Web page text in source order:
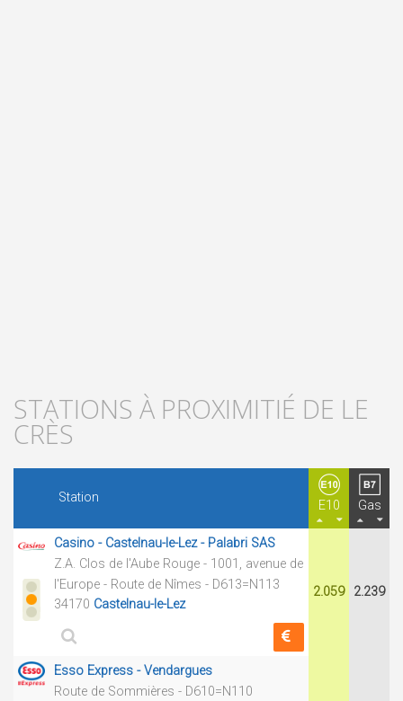
STATIONS À PROXIMITIÉ DE LE
CRÈS
Station
E10 Gas
Casino - Castelnau-le-Lez - Palabri SAS
Z.A. Clos de l'Aube Rouge - 1001, avenue de
l'Europe - Route de Nîmes - D613=N113
34170 Castelnau-le-Lez
2.059 2.239
Esso Express - Vendargues
Route de Sommières - D610=N110